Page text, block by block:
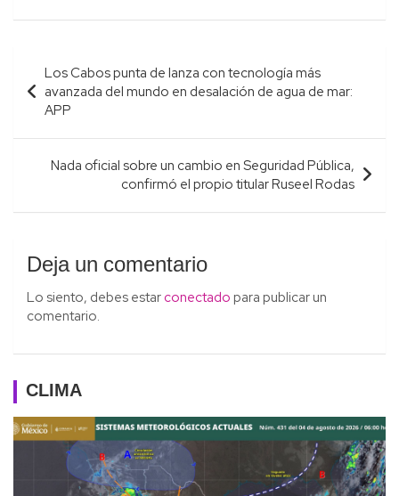
Navegación
de
entradas
Los Cabos punta de lanza con tecnología más
avanzada del mundo en desalación de agua de mar:
APP
Nada oficial sobre un cambio en Seguridad Pública,
confirmó el propio titular Ruseel Rodas
Deja un comentario
Lo siento, debes estar conectado para publicar un
comentario.
CLIMA